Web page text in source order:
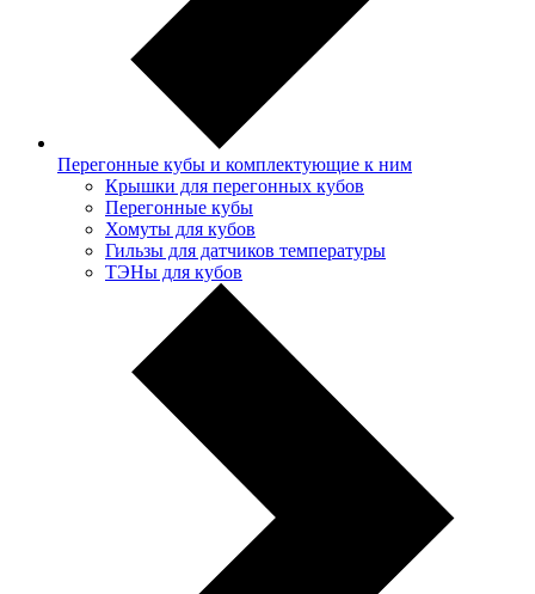
Перегонные кубы и комплектующие к ним
Крышки для перегонных кубов
Перегонные кубы
Хомуты для кубов
Гильзы для датчиков температуры
ТЭНы для кубов